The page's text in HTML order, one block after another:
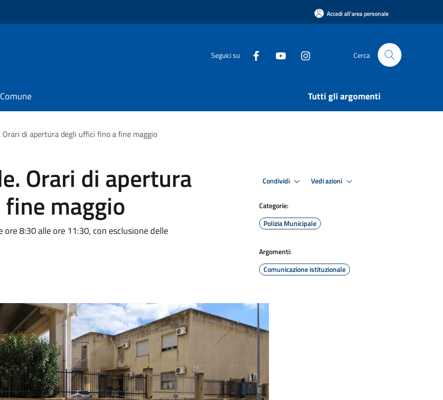
Accedi all'area personale
Seguici su Cerca
Tutti gli argomenti
Orari di apertura degli uffici fino a fine maggio
Orari di apertura
maggio
8:30 alle ore 11:30, con esclusione delle
Condividi Vedi azioni
Categorie:
Polizia Municipale
Argomenti:
Comunicazione istituzionale